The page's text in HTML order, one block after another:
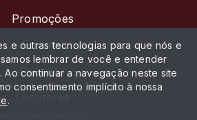
Promoções
Eventos
Recados
e outras tecnologias para que nós e
lembrar de você e entender
Ao continuar a navegação neste site
consentimento implícito à nossa
.